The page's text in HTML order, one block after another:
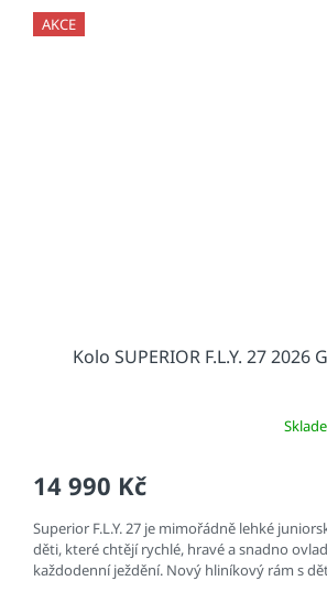
AKCE
Kolo SUPERIOR F.L.Y. 27 2026
14 990 Kč
Superior F.L.Y. 27 je mimořádně lehké
děti, které chtějí rychlé, hravé a snadno
každodenní ježdění. Nový hliníkový rám s